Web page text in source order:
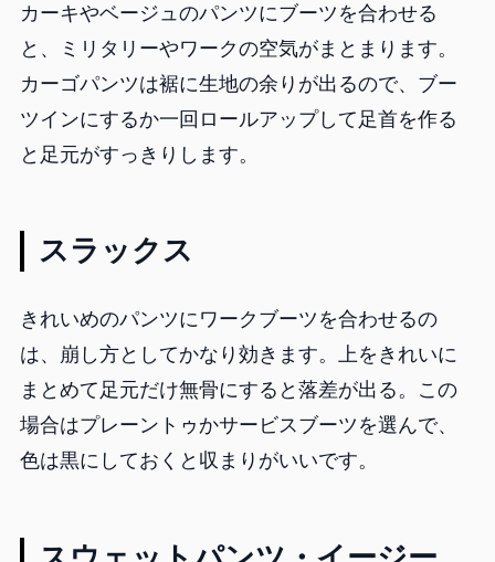
カーキやベージュのパンツにブーツを合わせる
と、ミリタリーやワークの空気がまとまります。
カーゴパンツは裾に生地の余りが出るので、ブー
ツインにするか一回ロールアップして足首を作る
と足元がすっきりします。
スラックス
きれいめのパンツにワークブーツを合わせるの
は、崩し方としてかなり効きます。上をきれいに
まとめて足元だけ無骨にすると落差が出る。この
場合はプレーントゥかサービスブーツを選んで、
色は黒にしておくと収まりがいいです。